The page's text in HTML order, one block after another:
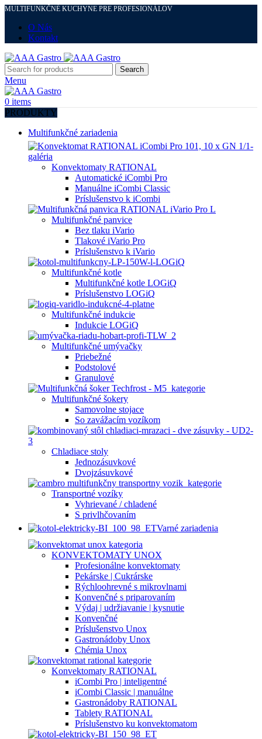
MULTIFUNKČNÉ KUCHYNE PRE PROFESIONÁLOV
O Nás
Kontakt
Search
Menu
0 items
PRODUKTY
Multifunkčné zariadenia
Konvektomaty RATIONAL
Automatické iCombi Pro
Manuálne iCombi Classic
Príslušenstvo k iCombi
Multifunkčné panvice
Bez tlaku iVario
Tlakové iVario Pro
Príslušenstvo k iVario
Multifunkčné kotle
Multifunkčné kotle LOGiQ
Príslušenstvo LOGiQ
Multifunkčné indukcie
Indukcie LOGiQ
Multifunkčné umývačky
Priebežné
Podstolové
Granulové
Multifunkčné šokery
Samovolne stojace
So zavážacím vozíkom
Chladiace stoly
Jednozásuvkové
Dvojzásuvkové
Transportné vozíky
Vyhrievané / chladené
S privlhčovaním
Varné zariadenia
KONVEKTOMATY UNOX
Profesionálne konvektomaty
Pekárske | Cukrárske
Rýchloohrevné s mikrovlnami
Konvenčné s priparovaním
Výdaj | udržiavanie | kysnutie
Konvenčné
Príslušenstvo Unox
Gastronádoby Unox
Chémia Unox
Konvektomaty RATIONAL
iCombi Pro | inteligentné
iCombi Classic | manuálne
Gastronádoby RATIONAL
Tablety RATIONAL
Príslušenstvo ku konvektomatom